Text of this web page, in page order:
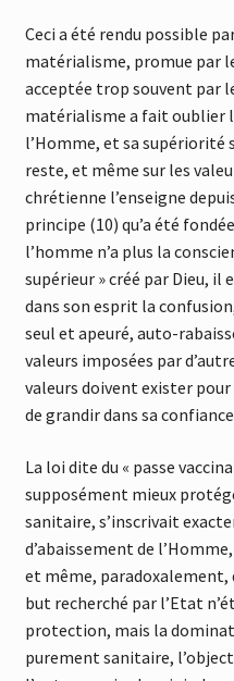
Ceci a été rendu possible
matérialisme, promue par
acceptée trop souvent par
matérialisme a fait oublier
l’Homme, et sa
reste, et même sur les
chrétienne l’enseigne
principe (10) qu’a été
l’homme n’a plus la
supérieur » créé par Dieu,
dans son esprit la
seul et apeuré, auto-
valeurs imposées par
valeurs doivent exister
de grandir dans sa
La loi dite du « passe
supposément mieux
sanitaire, s’inscrivait
d’abaissement de
et même, paradoxalement,
but recherché par l’Etat
protection, mais la
purement sanitaire,